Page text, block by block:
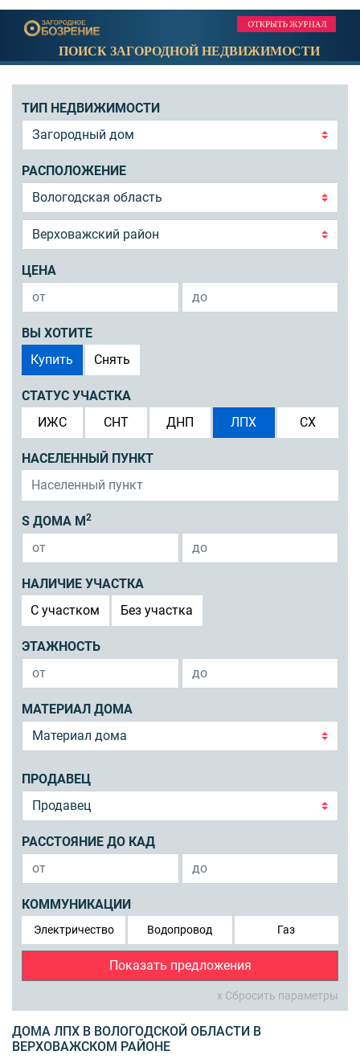
ПОИСК ЗАГОРОДНОЙ НЕДВИЖИМОСТИ
ТИП НЕДВИЖИМОСТИ
РАСПОЛОЖЕНИЕ
ЦЕНА
ВЫ ХОТИТЕ
Купить
Снять
СТАТУС УЧАСТКА
ИЖС
СНТ ДНП ЛПХ СХ
НАСЕЛЕННЫЙ ПУНКТ
S ДОМА М 2
НАЛИЧИЕ УЧАСТКА
C участком
Без участка
ЭТАЖНОСТЬ
МАТЕРИАЛ ДОМА
ПРОДАВЕЦ
РАССТОЯНИЕ ДО КАД
КОММУНИКАЦИИ
Электричество Водопровод Газ
Показать предложения
x Сбросить параметры
ДОМА ЛПХ В ВОЛОГОДСКОЙ ОБЛАСТИ В
ВЕРХОВАЖСКОМ РАЙОНЕ